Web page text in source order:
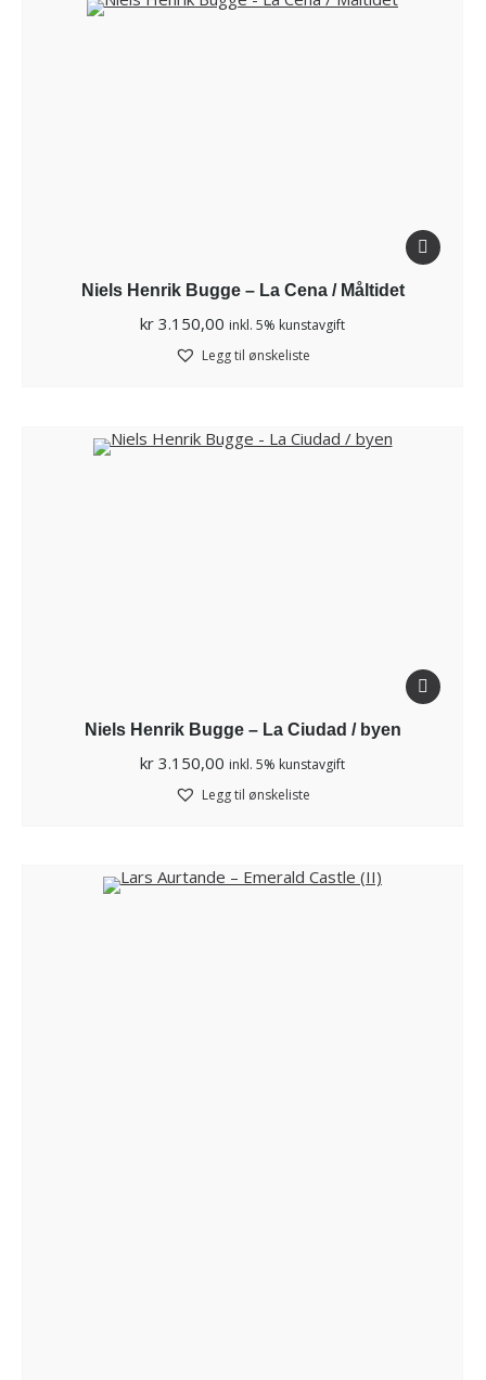
Niels Henrik Bugge – La Cena / Måltidet
kr 3.150,00 inkl. 5% kunstavgift
Legg til ønskeliste
Niels Henrik Bugge – La Ciudad / byen
kr 3.150,00 inkl. 5% kunstavgift
Legg til ønskeliste